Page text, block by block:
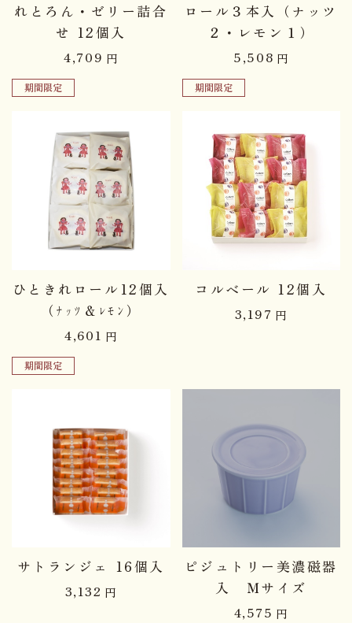
れとろん・ゼリー詰合
せ 12個入
4,709 円
期間限定
ロール３本入（ナッツ
２・レモン１）
5,508 円
期間限定
ひときれロール12個入
（ﾅｯﾂ＆ﾚﾓﾝ）
4,601 円
期間限定
コルベール 12個入
3,197 円
サトランジェ 16個入
3,132 円
品切れ中
ピジュトリー美濃磁器
入 Ｍサイズ
4,575 円